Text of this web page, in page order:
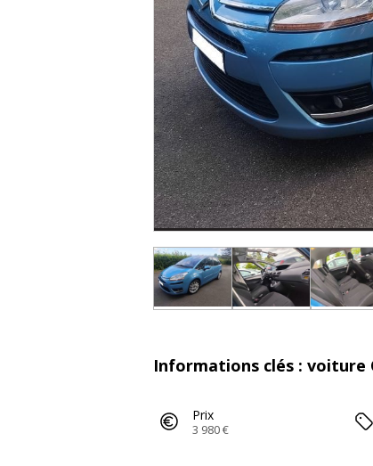
Informations clés : voiture
Prix
3 980 €